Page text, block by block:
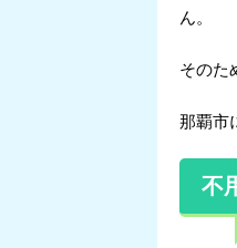
ん。
そのた
那覇市
不